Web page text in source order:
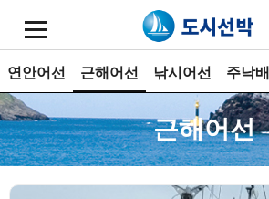
연안어선 근해어선 낚시어선 주낙배
근해어선